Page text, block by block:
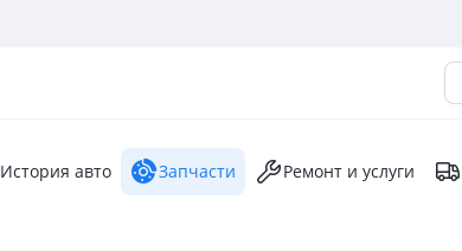
История авто Запчасти Ремонт и услуги